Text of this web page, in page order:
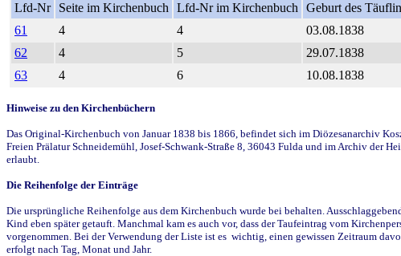
Lfd-Nr
Seite im Kirchenbuch Lfd-Nr im Kirchenbuch Geburt des
61
4 4 03.08.1838
62
4 5 29.07.1838
63
4 6 10.08.1838
Hinweise zu den Kirchenbüchern
Das Original-Kirchenbuch von Januar 1838 bis 1866, befindet sich im Diözesanarchiv
Freien Prälatur Schneidemühl, Josef-Schwank-Straße 8, 36043 Fulda und im Archiv der
erlaubt.
Die Reihenfolge der Einträge
Die ursprüngliche Reihenfolge aus dem Kirchenbuch wurde bei behalten.
Kind eben später getauft. Manchmal kam es auch vor, dass der Taufeintrag vom
vorgenommen. Bei der Verwendung der Liste ist es wichtig, einen gewissen Zeitraum
erfolgt nach Tag, Monat und Jahr.